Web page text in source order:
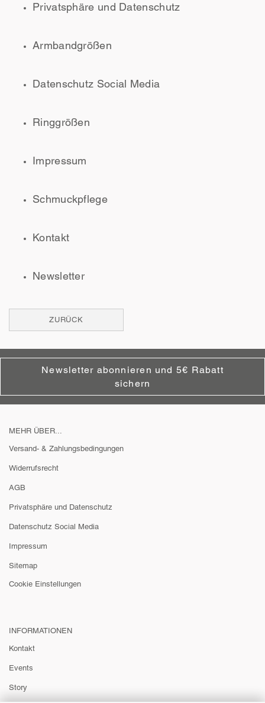
Privatsphäre und Datenschutz
Armbandgrößen
Datenschutz Social Media
Ringgrößen
Impressum
Schmuckpflege
Kontakt
Newsletter
ZURÜCK
Newsletter abonnieren und 5€ Rabatt
sichern
MEHR ÜBER...
Versand- & Zahlungsbedingungen
Widerrufsrecht
AGB
Privatsphäre und Datenschutz
Datenschutz Social Media
Impressum
Sitemap
Cookie Einstellungen
INFORMATIONEN
Kontakt
Events
Story